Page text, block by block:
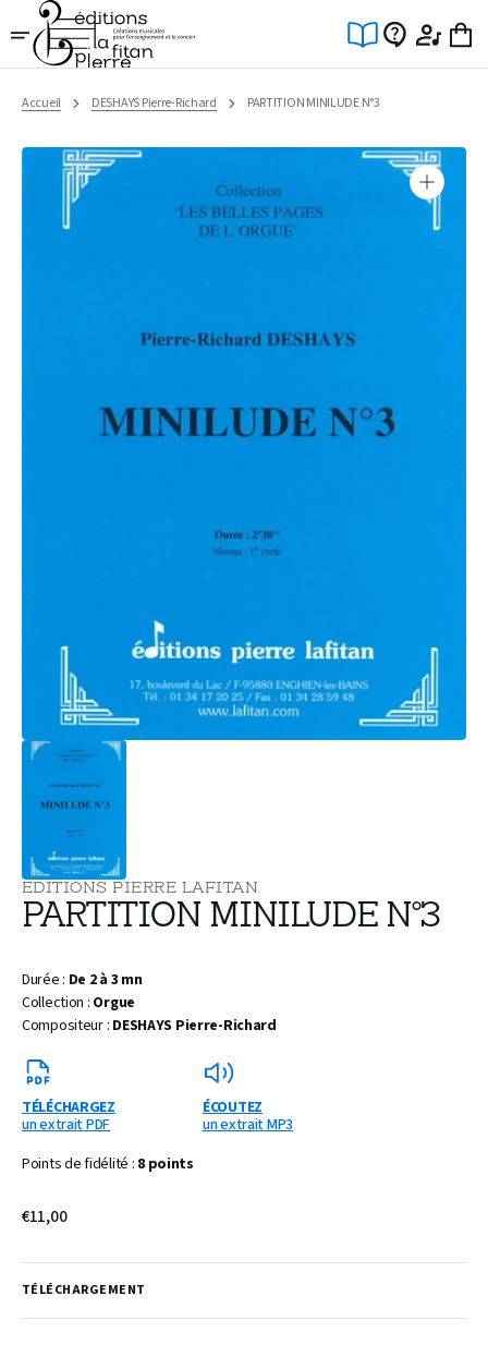
Ignorer
et
passer
au
Accueil DESHAYS Pierre-Richard PARTITION MINILUDE N°3
dans
la
EDITIONS PIERRE LAFITAN
PARTITION MINILUDE N°3
Durée : De 2 à 3 mn
Collection : Orgue
Compositeur : DESHAYS Pierre-Richard
TÉLÉCHARGEZ
un extrait PDF
ÉCOUTEZ
un extrait MP3
Points de fidélité : 8 points
Prix
€11,00
TÉLÉCHARGEMENT